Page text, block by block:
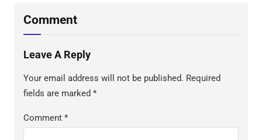
Comment
Leave A Reply
Your email address will not be published. Required
fields are marked *
Comment *